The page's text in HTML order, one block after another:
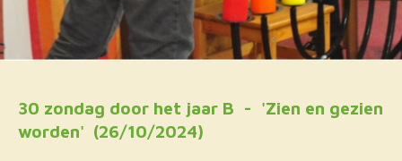
30 zondag door het jaar B - 'Zien en gezien
worden' (26/10/2024)